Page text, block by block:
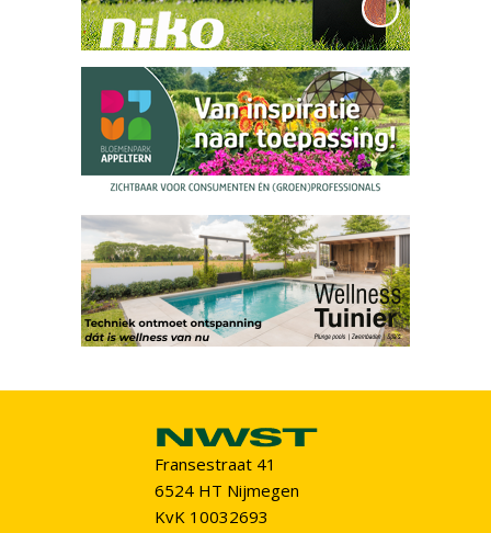
Fransestraat 41
6524 HT Nijmegen
KvK 10032693